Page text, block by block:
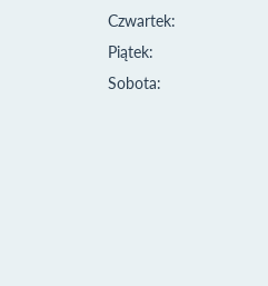
Czwartek:
Piątek:
Sobota: